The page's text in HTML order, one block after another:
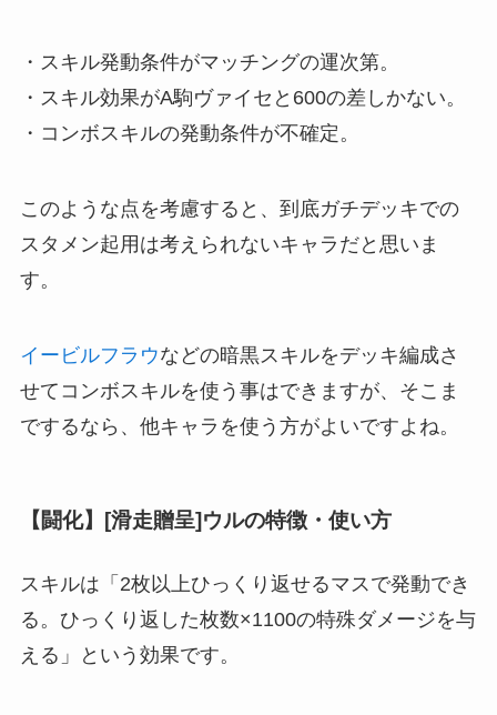
・スキル発動条件がマッチングの運次第。
・スキル効果がA駒ヴァイセと600の差しかない。
・コンボスキルの発動条件が不確定。
このような点を考慮すると、到底ガチデッキでの
スタメン起用は考えられないキャラだと思いま
す。
イービルフラウなどの暗黒スキルをデッキ編成さ
せてコンボスキルを使う事はできますが、そこま
でするなら、他キャラを使う方がよいですよね。
【闘化】[滑走贈呈]ウルの特徴・使い方
スキルは「2枚以上ひっくり返せるマスで発動でき
る。ひっくり返した枚数×1100の特殊ダメージを与
える」という効果です。